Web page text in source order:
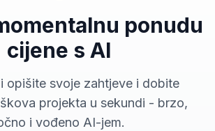
ponudu
cijene s AI
opišite svoje zahtjeve i dobite
projekta u sekundi - brzo,
i vođeno AI-jem.